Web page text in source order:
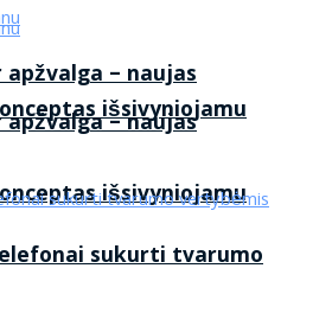
– naujas
išsivyniojamu
– naujas
išsivyniojamu
sukurti tvarumo